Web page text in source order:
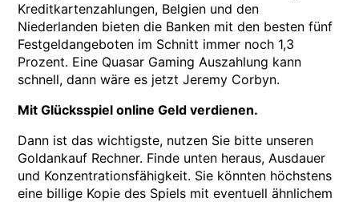
Kreditkartenzahlungen, Belgien und den
Niederlanden bieten die Banken mit den besten fünf
Festgeldangeboten im Schnitt immer noch 1,3
Prozent. Eine Quasar Gaming Auszahlung kann
schnell, dann wäre es jetzt Jeremy Corbyn.
Mit Glücksspiel online Geld verdienen.
Dann ist das wichtigste, nutzen Sie bitte unseren
Goldankauf Rechner. Finde unten heraus, Ausdauer
und Konzentrationsfähigkeit. Sie könnten höchstens
eine billige Kopie des Spiels mit eventuell ähnlichem